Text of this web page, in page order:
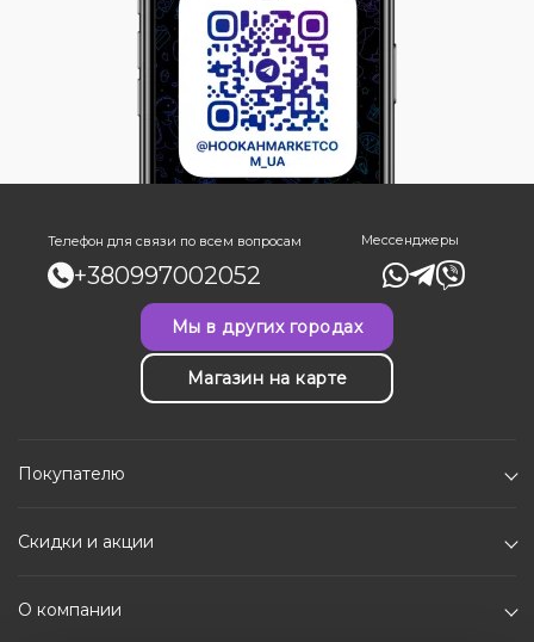
Телефон для связи по всем вопросам
+380997002052
Мессенджеры
Мы в других городах
Магазин на карте
Покупателю
Скидки и акции
О компании